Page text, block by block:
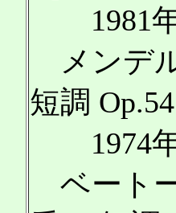
1981年
メンデ
短調 Op.54
1974年
ベート